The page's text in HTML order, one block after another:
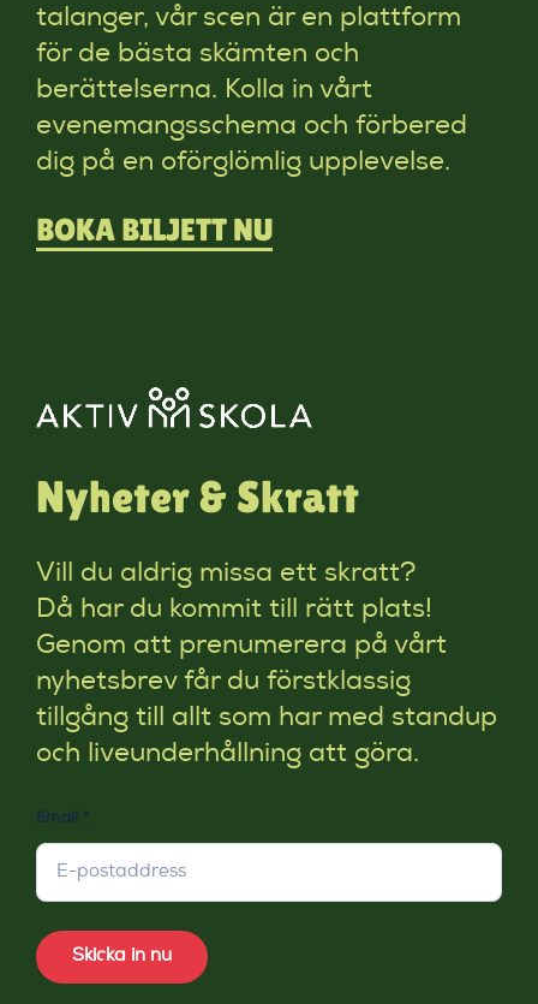
talanger, vår scen är en plattform
för de bästa skämten och
berättelserna. Kolla in vårt
evenemangsschema och förbered
dig på en oförglömlig upplevelse.
BOKA BILJETT NU
Nyheter & Skratt
Vill du aldrig missa ett skratt?
Då har du kommit till rätt plats!
Genom att prenumerera på vårt
nyhetsbrev får du förstklassig
tillgång till allt som har med standup
och liveunderhållning att göra.
Email *
Skicka in nu